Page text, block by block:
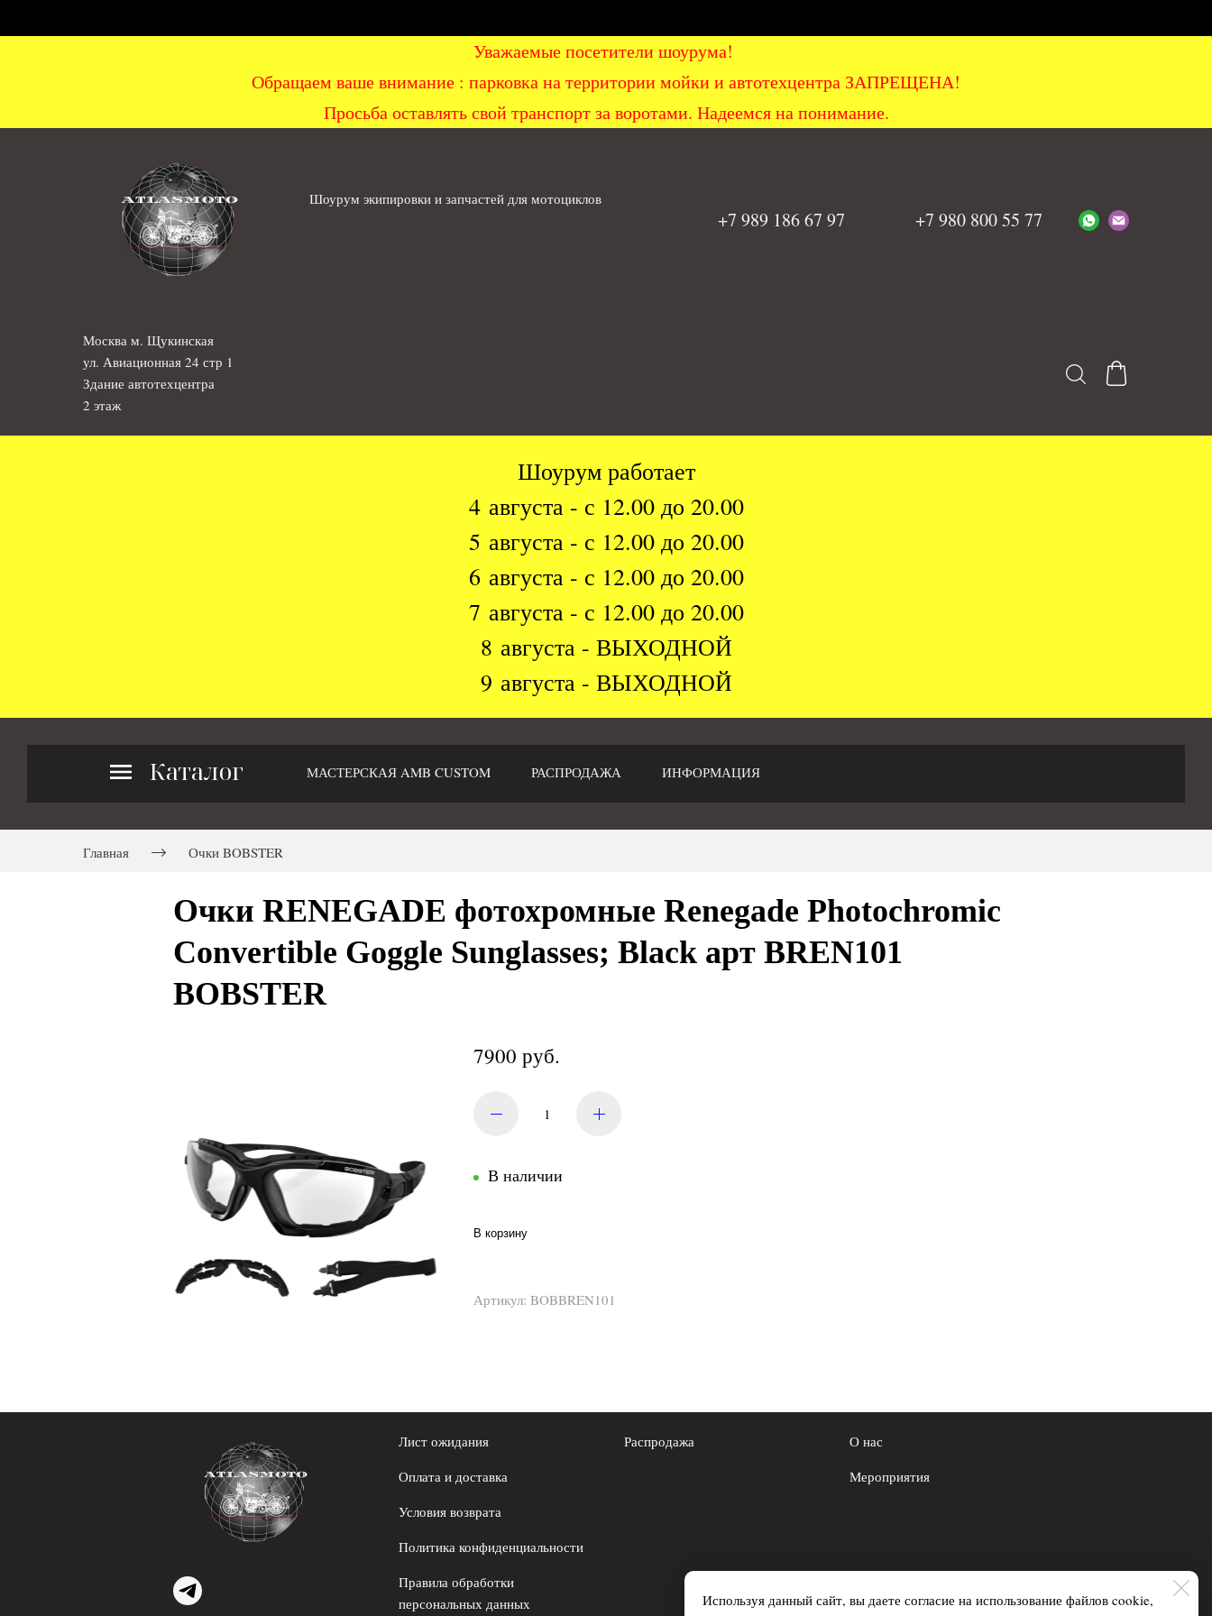
Уважаемые посетители шоурума!
Обращаем ваше внимание : парковка на территории мойки и автотехцентра ЗАПРЕЩЕНА!
Просьба оставлять свой транспорт за воротами. Надеемся на понимание.
Шоурум экипировки и запчастей для мотоциклов
+7 980 800 55 77
+7 989 186 67 97
Москва м. Щукинская
ул. Авиационная 24 стр 1
Здание автотехцентра
2 этаж
Шоурум работает
4 августа - с 12.00 до 20.00
5 августа - с 12.00 до 20.00
6 августа - с 12.00 до 20.00
7 августа - с 12.00 до 20.00
8 августа - ВЫХОДНОЙ
9 августа - ВЫХОДНОЙ
Каталог МАСТЕРСКАЯ AMB CUSTOM РАСПРОДАЖА ИНФОРМАЦИЯ
Главная Очки BOBSTER
Очки RENEGADE фотохромные Renegade Photochromic
Convertible Goggle Sunglasses; Black арт BREN101
BOBSTER
7900 руб.
В наличии
В корзину
Артикул: BOBBREN101
Используя данный сайт, вы даете согласие на использование файлов cookie,
Лист ожидания
Оплата и доставка
Условия возврата
Политика конфиденциальности
Правила обработки
персональных данных
Распродажа
О нас
Мероприятия